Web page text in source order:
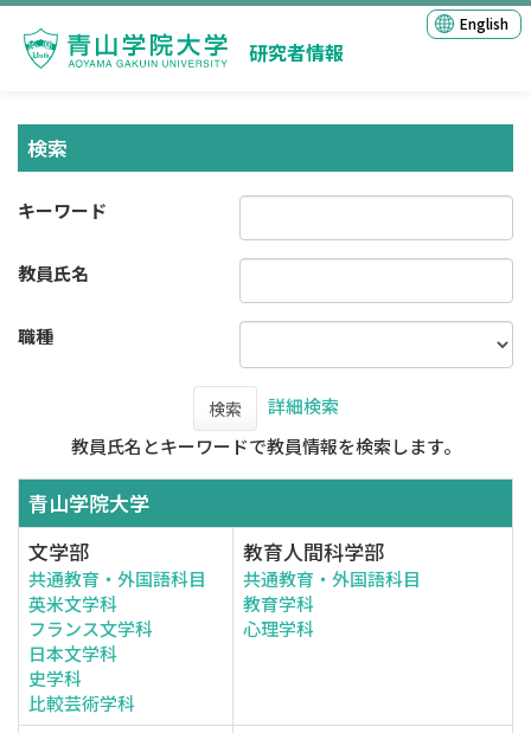
研究者情報
English
検索
キーワード
教員氏名
職種
検索
詳細検索
教員氏名とキーワードで教員情報を検索します。
青山学院大学
文学部
共通教育・外国語科目
英米文学科
フランス文学科
日本文学科
史学科
比較芸術学科
教育人間科学部
共通教育・外国語科目
教育学科
心理学科